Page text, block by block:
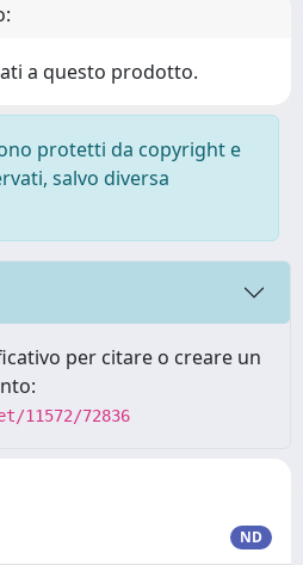
a questo prodotto.
protetti da copyright e
salvo diversa
per citare o creare un
11572/72836
ND